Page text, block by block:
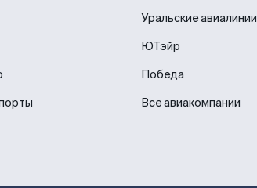
Уральские авиалинии
ЮТэйр
Победа
Все авиакомпании